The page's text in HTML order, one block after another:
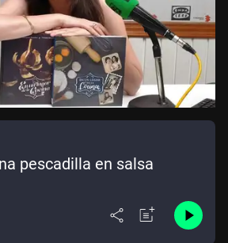
pescadilla en salsa